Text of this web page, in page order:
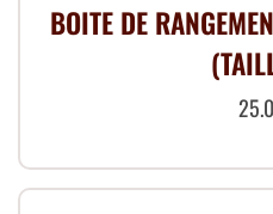
BOITE DE